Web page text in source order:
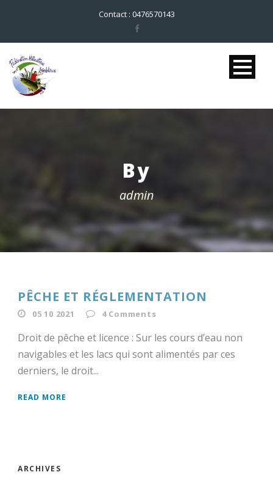
Contact : 0476570143
By
admin
PÊCHE ET RÉGLEMENTATION
05 10 2021 4 Comments
Droit de pêche et licence : Sur les cours d’eau non
navigables et les lacs qui sont alimentés par ces
derniers, le droit...
READ MORE
ARCHIVES